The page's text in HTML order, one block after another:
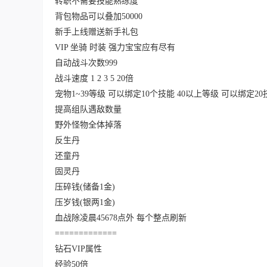
背包物品可以叠加50000
新手上线赠送新手礼包
VIP 坐骑 时装 强力宝宝应有尽有
自动战斗次数999
战斗速度 1 2 3 5 20倍
宠物1~39等级 可以绑定10个技能 40以上等级 可以绑定20
提高组队遇敌数量
野外怪物全体掉落
反生丹
还童丹
固灵丹
压碎钱(储备1金)
压岁钱(银两1金)
血战除凌晨45678点外 每个整点刷新
=============
钻石VIP属性
经验50倍